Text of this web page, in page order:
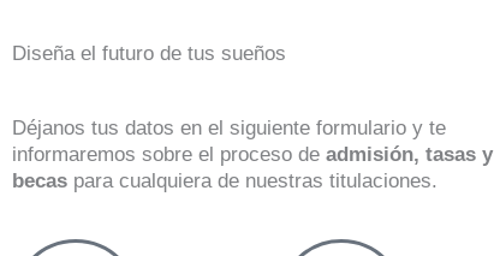
Diseña el futuro de tus sueños
Déjanos tus datos en el siguiente formulario y te
informaremos sobre el proceso de admisión, tasas y
becas para cualquiera de nuestras titulaciones.